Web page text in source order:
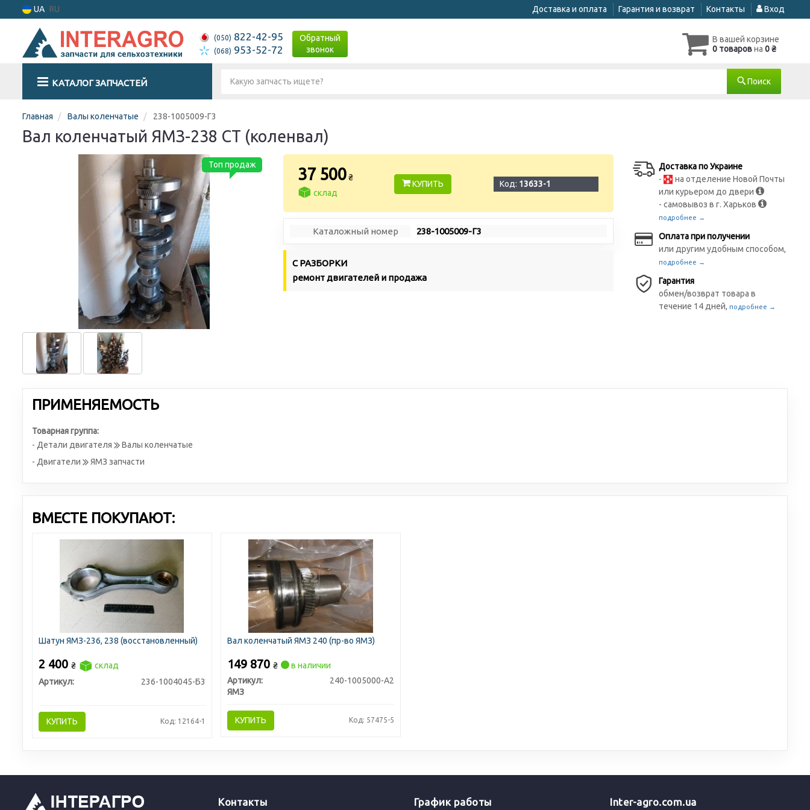
UA RU Доставка и оплата Гарантия и возврат Контакты Вход
(050) 822-42-95
(068) 953-52-72
Обратный
звонок
В вашей корзине
0 товаровна 0 ₴
КАТАЛОГ ЗАПЧАСТЕЙ Поиск
Главная Валы коленчатые 238-1005009-Г3
Вал коленчатый ЯМЗ-238 СТ (коленвал)
Топ продаж
37 500 ₴
склад
КУПИТЬ Код: 13633-1
Каталожный номер 238-1005009-Г3
С РАЗБОРКИ
ремонт двигателей и продажа
Доставка по Украине
-
на отделение Новой Почты
или курьером до двери
- самовывоз в г. Харьков
подробнее →
Оплата при получении
или другим удобным способом,
подробнее →
Гарантия
обмен/возврат товара в
течение 14 дней,подробнее →
ПРИМЕНЯЕМОСТЬ
Товарная группа:
- Детали двигателя
Валы коленчатые
- Двигатели
ЯМЗ запчасти
ВМЕСТЕ ПОКУПАЮТ:
Шатун ЯМЗ-236, 238 (восстановленный)
2 400 ₴
склад
Артикул:
236-1004045-Б3
КУПИТЬ Код: 12164-1
Вал коленчатый ЯМЗ 240 (пр-во ЯМЗ)
149 870 ₴
в наличии
Артикул:
240-1005000-А2
ЯМЗ
КУПИТЬ Код: 57475-5
Контакты График работы Inter-agro.com.ua